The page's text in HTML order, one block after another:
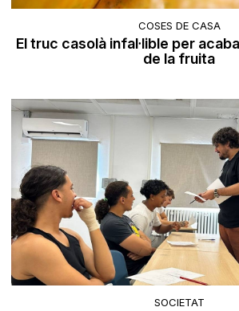
COSES DE CASA
El truc casolà infal·lible per
de la fruita
SOCIETAT